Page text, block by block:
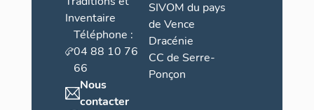
Inventaire
Téléphone :
04 88 10 76
66
Nous
contacter
SIVOM du pays
de Vence
Dracénie
CC de Serre-
Ponçon